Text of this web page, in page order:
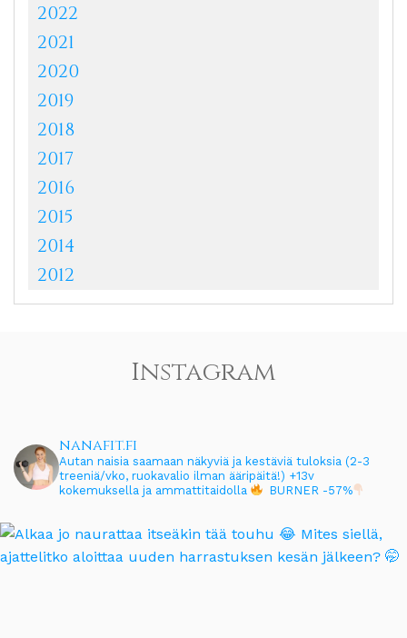
2022
2021
2020
2019
2018
2017
2016
2015
2014
2012
Instagram
nanafit.fi
Autan naisia saamaan näkyviä ja kestäviä tuloksia (2-3
treeniä/vko, ruokavalio ilman ääripäitä!) +13v
kokemuksella ja ammattitaidolla
BURNER -57%